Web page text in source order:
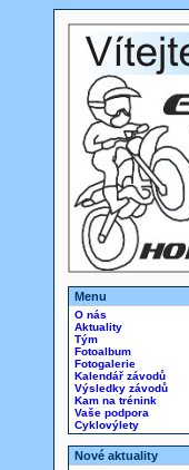
Menu
O nás
Aktuality
Tým
Fotoalbum
Fotogalerie
Kalendář závodů
Výsledky závodů
Kam na trénink
Vaše podpora
Cyklovýlety
Nové aktuality